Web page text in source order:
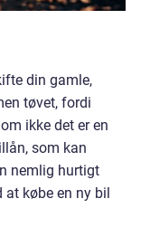
din gamle,
tøvet, fordi
ikke det er en
som kan
nemlig hurtigt
at købe en ny bil